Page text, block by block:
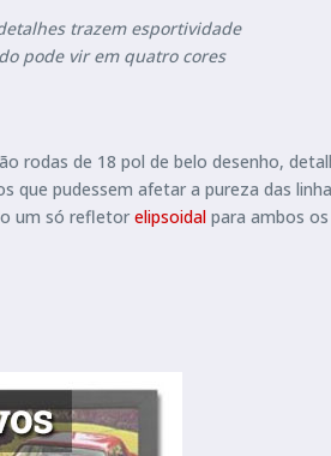
trazem esportividade
pode vir em quatro cores
rodas de 18 pol de belo desenho,
pudessem afetar a pureza das
um só refletor elipsoidal para ambos